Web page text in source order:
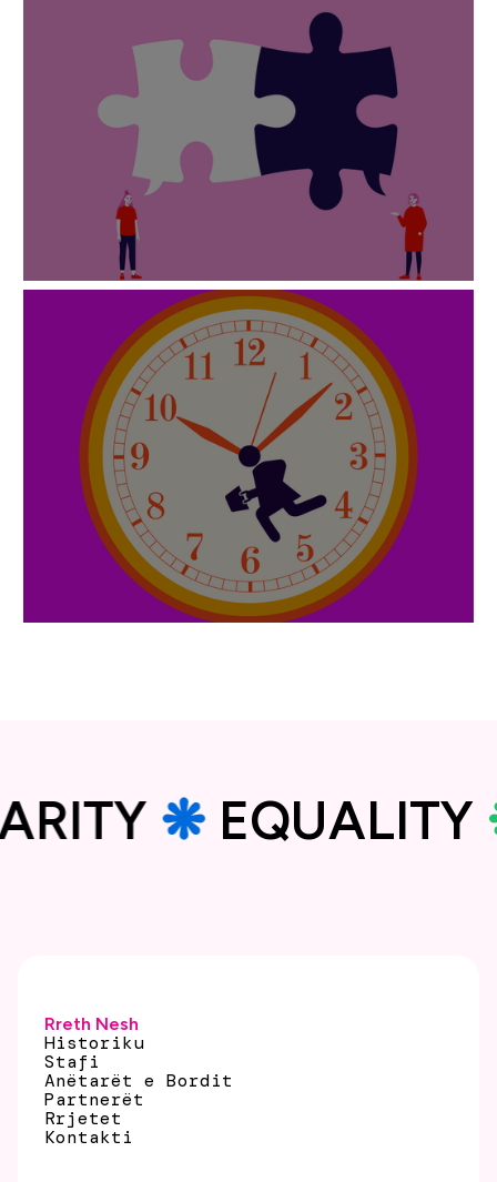
Advancimi i barazisë të diversitetit gjinor
përmes eliminimit të diskriminimit me bazë
gjinore ne vendin e punës
❋
Rreth Nesh
Historiku
Stafi
Anëtarët e Bordit
Partnerët
Rrjetet
Kontakti